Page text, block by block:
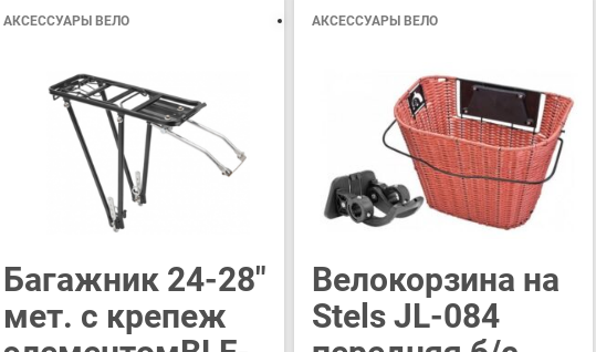
АКСЕССУАРЫ ВЕЛО
Багажник 24-28″
мет. с крепеж
АКСЕССУАРЫ ВЕЛО
Велокорзина на
Stels JL-084